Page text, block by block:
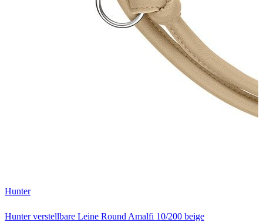
Hunter
Hunter verstellbare Leine Round Amalfi 10/200 beige